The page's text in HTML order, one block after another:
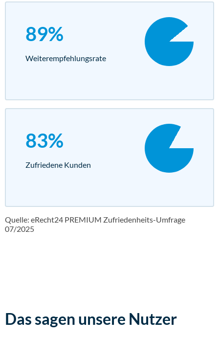
89%
Weiterempfehlungs­rate
83%
Zufriedene Kunden
Quelle: eRecht24 PREMIUM Zufriedenheits-Umfrage
07/2025
Das sagen unsere Nutzer